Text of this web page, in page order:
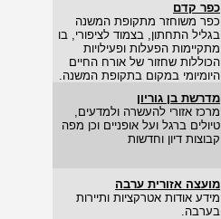
כפר קדם
כפר משוחזר מתקופת המשנה
בגליל התחתון, בצמוד לציפורי, בו
מתקיימות הפעלות ופעילויות
הכוללות שחזור של אורח החיים
היומיומי במקום בתקופת המשנה.
מדרשת בן גוריון
מרכז אזורי להעשרה ולמדעים,
טיולים ברגל ועל אופניים וכן מפה
קבוצות דיון וחדשות
מועצה אזורית ערבה
מידע אודות אטרקציות ותיירות
בערבה.